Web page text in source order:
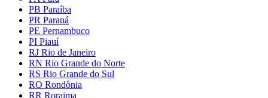
PB Paraíba
PR Paraná
PE Pernambuco
PI Piauí
RJ Rio de Janeiro
RN Rio Grande do Norte
RS Rio Grande do Sul
RO Rondônia
RR Roraima